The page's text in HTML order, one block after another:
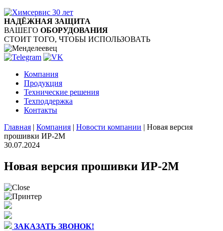
НАДЁЖНАЯ ЗАЩИТА
ВАШЕГО ОБОРУДОВАНИЯ
СТОИТ ТОГО, ЧТОБЫ ИСПОЛЬЗОВАТЬ
Компания
Продукция
Технические решения
Техподдержка
Контакты
Главная | Компания | Новости компании | Новая версия
прошивки ИР-2М
30.07.2024
Новая версия прошивки ИР-2М
ЗАКАЗАТЬ ЗВОНОК!